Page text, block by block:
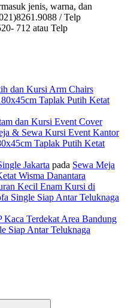
jenis, warna, dan
/ Telp
712 atau Telp
dan Kursi Arm Chairs
Taplak Putih Ketat
dan Kursi Event Cover
& Sewa Kursi Event Kantor
Taplak Putih Ketat
Jakarta pada Sewa Meja
Wisma Danantara
Kecil Enam Kursi di
Single Siap Antar Teluknaga
Terdekat Area Bandung
Siap Antar Teluknaga